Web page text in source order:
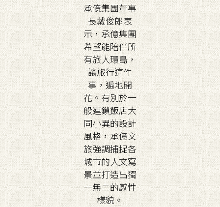
承億集團董事
長戴俊郎表
示，承億集團
希望能陪伴所
有旅人環島，
讓旅行這件
事，遍地開
花。有別於一
般連鎖飯店大
同小異的設計
風格，承億文
旅強調捕捉各
城市的人文寫
景並打造出獨
一無二的感性
樣貌。